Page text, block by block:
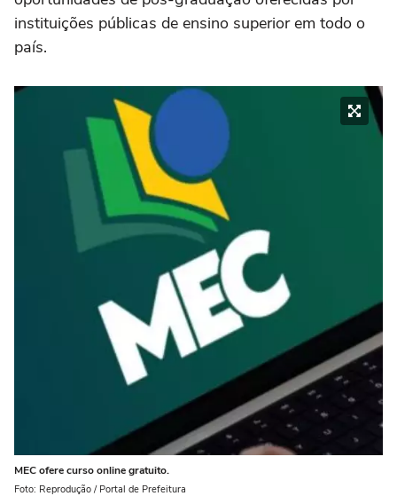
instituições públicas de ensino superior em todo o
país.
MEC ofere curso online gratuito.
Foto: Reprodução / Portal de Prefeitura